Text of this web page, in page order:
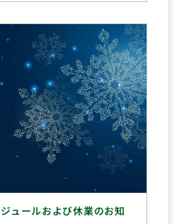
ュールおよび休業のお知